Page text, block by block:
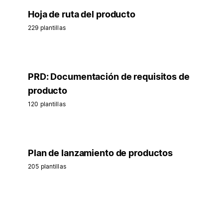
Hoja de ruta del producto
229 plantillas
PRD: Documentación de requisitos de
producto
120 plantillas
Plan de lanzamiento de productos
205 plantillas